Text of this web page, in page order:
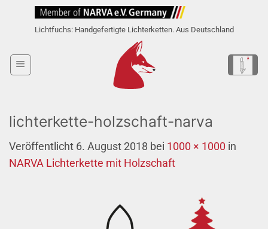
Lichtfuchs: Handgefertigte Lichterketten. Aus Deutschland
lichterkette-holzschaft-narva
Veröffentlicht 6. August 2018 bei 1000 × 1000 in
NARVA Lichterkette mit Holzschaft